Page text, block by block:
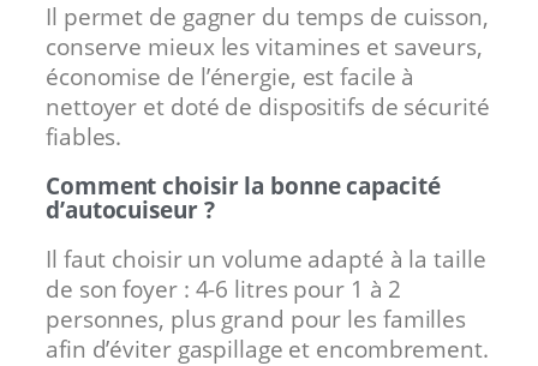
Il permet de gagner du temps de cuisson,
conserve mieux les vitamines et saveurs,
économise de l’énergie, est facile à
nettoyer et doté de dispositifs de sécurité
fiables.
Comment choisir la bonne capacité
d’autocuiseur ?
Il faut choisir un volume adapté à la taille
de son foyer : 4-6 litres pour 1 à 2
personnes, plus grand pour les familles
afin d’éviter gaspillage et encombrement.